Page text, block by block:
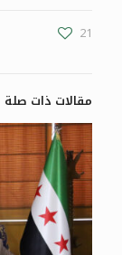
21
مقالات ذات صلة